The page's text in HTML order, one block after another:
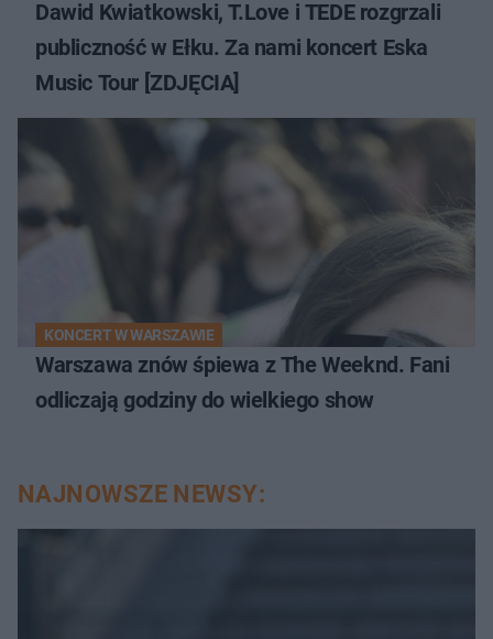
Dawid Kwiatkowski, T.Love i TEDE rozgrzali
publiczność w Ełku. Za nami koncert Eska
Music Tour [ZDJĘCIA]
KONCERT W WARSZAWIE
Warszawa znów śpiewa z The Weeknd. Fani
odliczają godziny do wielkiego show
NAJNOWSZE NEWSY: